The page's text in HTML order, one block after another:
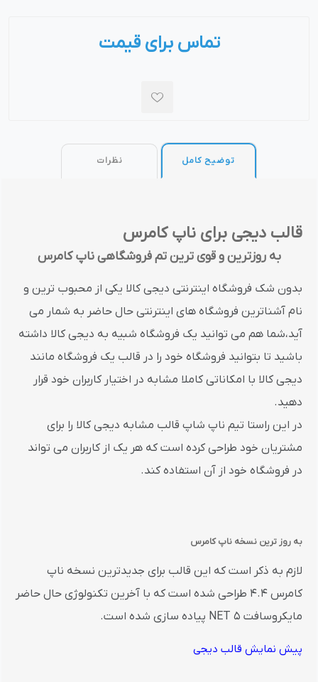
تماس برای قیمت
توضیح کامل نظرات
قالب دیجی برای ناپ کامرس
به روزترین و قوی ترین تم فروشگاهی ناپ کامرس
بدون شک فروشگاه اینترنتی دیجی کالا یکی از محبوب ترین و
نام آشناترین فروشگاه های اینترنتی حال حاضر به شمار می
آید،شما هم می توانید یک فروشگاه شبیه به دیجی کالا داشته
باشید تا بتوانید فروشگاه خود را در قالب یک فروشگاه مانند
دیجی کالا با امکاناتی کاملا مشابه در اختیار کاربران خود قرار
دهید.
در این راستا تیم ناپ شاپ قالب مشابه دیجی کالا را برای
مشتریان خود طراحی کرده است که هر یک از کاربران می تواند
در فروشگاه خود از آن استفاده کند.
به روز ترین نسخه ناپ کامرس
لازم به ذکر است که این قالب برای جدیدترین نسخه ناپ
کامرس 4.4 طراحی شده است که با آخرین تکنولوژی حال حاضر
مایکروسافت NET 5 پیاده سازی شده است.
پیش نمایش قالب دیجی